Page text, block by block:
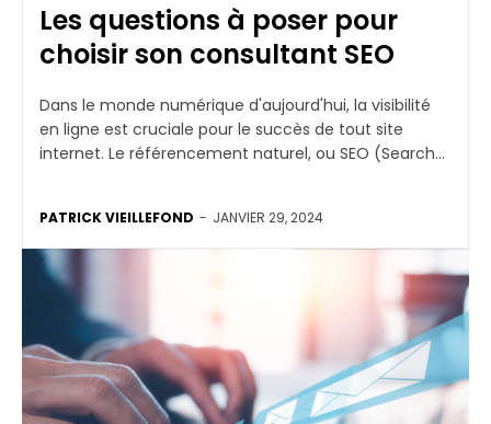
Les questions à poser pour
choisir son consultant SEO
Dans le monde numérique d'aujourd'hui, la visibilité
en ligne est cruciale pour le succès de tout site
internet. Le référencement naturel, ou SEO (Search...
PATRICK VIEILLEFOND - JANVIER 29, 2024